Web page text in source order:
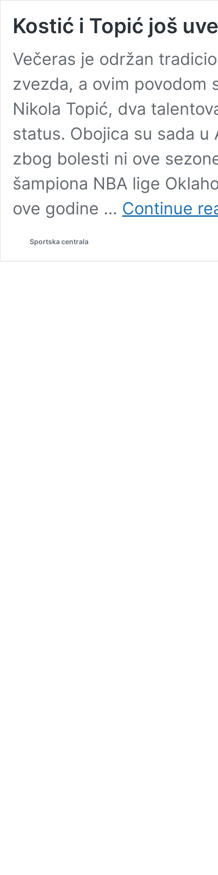
Kostić i Topić još
Večeras je održan
zvezda, a ovim povodom
Nikola Topić, dva
status. Obojica su sada u
zbog bolesti ni ove
šampiona NBA lige
ove godine … Continue
Sportska centrala